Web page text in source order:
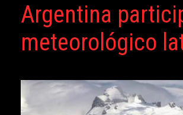
Argentina
meteorológico